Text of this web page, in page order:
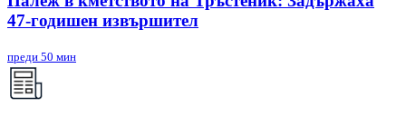
47-годишен извършител
преди 50 мин